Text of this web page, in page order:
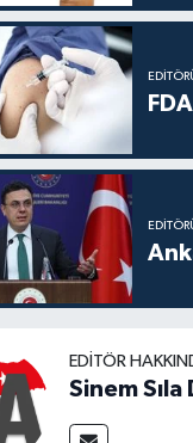
EDITÖR
Sinem